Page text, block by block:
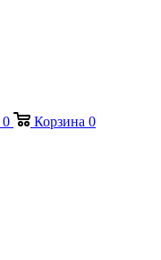
0 Корзина 0